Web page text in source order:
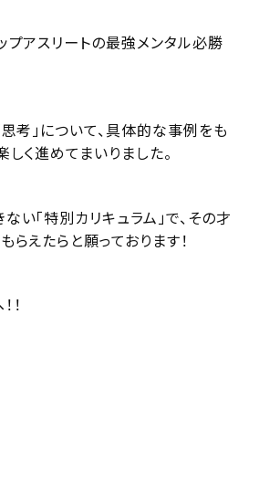
プアスリートの最強メンタル必勝
思考」について、具体的な事例をも
しく進めてまいりました。
い「特別カリキュラム」で、その才
らえたらと願っております！
！